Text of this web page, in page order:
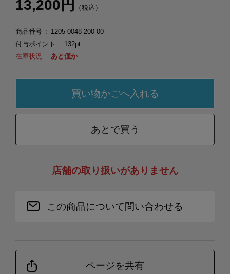
13,200円 （税込）
商品番号
1205-0048-200-00
付与ポイント
132pt
在庫状況
あと僅か
あとで買う
店舗の取り扱いがありません
この商品について問い合わせる
ページを共有